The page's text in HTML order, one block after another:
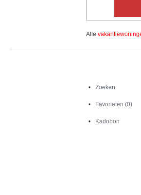
Alle
Zoeken
Favorieten (0)
Kadobon